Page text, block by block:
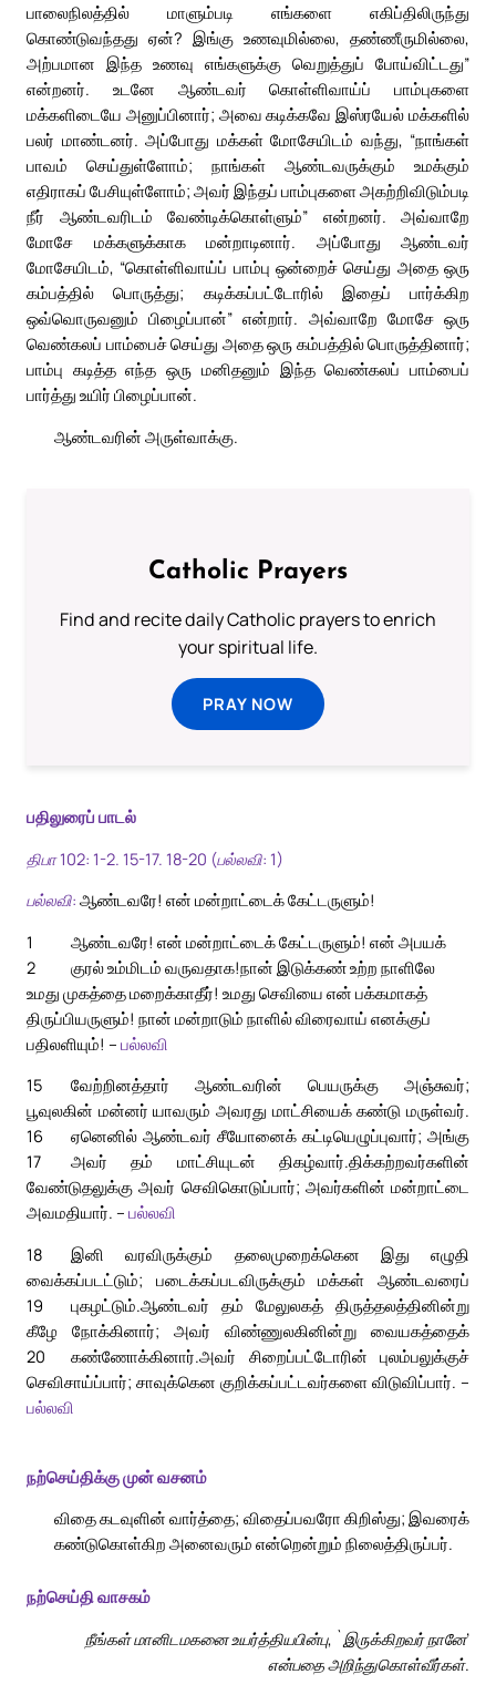
பாலைநிலத்தில் மாளும்படி எங்களை எகிப்திலிருந்து
கொண்டுவந்தது ஏன்? இங்கு உணவுமில்லை, தண்ணீருமில்லை,
அற்பமான இந்த உணவு எங்களுக்கு வெறுத்துப் போய்விட்டது”
என்றனர். உடனே ஆண்டவர் கொள்ளிவாய்ப் பாம்புகளை
மக்களிடையே அனுப்பினார்; அவை கடிக்கவே இஸ்ரயேல் மக்களில்
பலர் மாண்டனர். அப்போது மக்கள் மோசேயிடம் வந்து, “நாங்கள்
பாவம் செய்துள்ளோம்; நாங்கள் ஆண்டவருக்கும் உமக்கும்
எதிராகப் பேசியுள்ளோம்; அவர் இந்தப் பாம்புகளை அகற்றிவிடும்படி
நீர் ஆண்டவரிடம் வேண்டிக்கொள்ளும்” என்றனர். அவ்வாறே
மோசே மக்களுக்காக மன்றாடினார். அப்போது ஆண்டவர்
மோசேயிடம், “கொள்ளிவாய்ப் பாம்பு ஒன்றைச் செய்து அதை ஒரு
கம்பத்தில் பொருத்து; கடிக்கப்பட்டோரில் இதைப் பார்க்கிற
ஒவ்வொருவனும் பிழைப்பான்” என்றார். அவ்வாறே மோசே ஒரு
வெண்கலப் பாம்பைச் செய்து அதை ஒரு கம்பத்தில் பொருத்தினார்;
பாம்பு கடித்த எந்த ஒரு மனிதனும் இந்த வெண்கலப் பாம்பைப்
பார்த்து உயிர் பிழைப்பான்.
ஆண்டவரின் அருள்வாக்கு.
Catholic Prayers
Find and recite daily Catholic prayers to enrich
your spiritual life.
PRAY NOW
பதிலுரைப் பாடல்
திபா 102: 1-2. 15-17. 18-20 (பல்லவி: 1)
பல்லவி: ஆண்டவரே! என் மன்றாட்டைக் கேட்டருளும்!
1
ஆண்டவரே! என் மன்றாட்டைக் கேட்டருளும்! என் அபயக்
குரல் உம்மிடம் வருவதாக!
2
நான் இடுக்கண் உற்ற நாளிலே
உமது முகத்தை மறைக்காதீர்! உமது செவியை என் பக்கமாகத்
திருப்பியருளும்! நான் மன்றாடும் நாளில் விரைவாய் எனக்குப்
பதிலளியும்! – பல்லவி
15
வேற்றினத்தார் ஆண்டவரின் பெயருக்கு அஞ்சுவர்;
பூவுலகின் மன்னர் யாவரும் அவரது மாட்சியைக் கண்டு மருள்வர்.
16
ஏனெனில் ஆண்டவர் சீயோனைக் கட்டியெழுப்புவார்; அங்கு
அவர் தம் மாட்சியுடன் திகழ்வார்.
17
திக்கற்றவர்களின்
வேண்டுதலுக்கு அவர் செவிகொடுப்பார்; அவர்களின் மன்றாட்டை
அவமதியார். – பல்லவி
18
இனி வரவிருக்கும் தலைமுறைக்கென இது எழுதி
வைக்கப்படட்டும்; படைக்கப்படவிருக்கும் மக்கள் ஆண்டவரைப்
புகழட்டும்.
19
ஆண்டவர் தம் மேலுலகத் திருத்தலத்தினின்று
கீழே நோக்கினார்; அவர் விண்ணுலகினின்று வையகத்தைக்
கண்ணோக்கினார்.
20
அவர் சிறைப்பட்டோரின் புலம்பலுக்குச்
செவிசாய்ப்பார்; சாவுக்கென குறிக்கப்பட்டவர்களை விடுவிப்பார். –
பல்லவி
நற்செய்திக்கு முன் வசனம்
விதை கடவுளின் வார்த்தை; விதைப்பவரோ கிறிஸ்து; இவரைக்
கண்டுகொள்கிற அனைவரும் என்றென்றும் நிலைத்திருப்பர்.
நற்செய்தி வாசகம்
நீங்கள் மானிடமகனை உயர்த்தியபின்பு, `இருக்கிறவர் நானே’
என்பதை அறிந்துகொள்வீர்கள்.